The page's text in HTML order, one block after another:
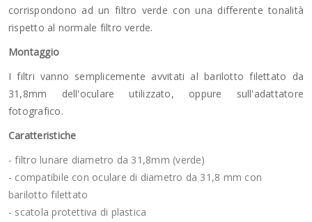
corrispondono ad un filtro verde con una differente tonalità
rispetto al normale filtro verde.
Montaggio
I filtri vanno semplicemente avvitati al barilotto filettato da
31,8mm dell'oculare utilizzato, oppure sull'adattatore
fotografico.
Caratteristiche
- filtro lunare diametro da 31,8mm (verde)
- compatibile con oculare di diametro da 31,8 mm con
barilotto filettato
- scatola protettiva di plastica